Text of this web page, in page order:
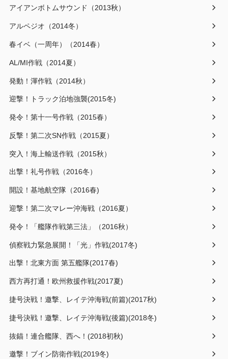
アイアンボトムサウンド（2013秋）
アルペジオ（2014冬）
春イベ（一周年）（2014春）
AL/MI作戦（2014夏）
発動！渾作戦（2014秋）
迎撃！トラック泊地強襲(2015冬)
発令！第十一号作戦（2015春）
反撃！第二次SN作戦（2015夏）
突入！海上輸送作戦（2015秋）
出撃！礼号作戦（2016冬）
開設！基地航空隊（2016春)
迎撃！第二次マレー沖海戦（2016夏）
発令！「艦隊作戦第三法」（2016秋）
偵察戦力緊急展開！「光」作戦(2017冬)
出撃！北東方面 第五艦隊(2017春)
西方再打通！欧州救援作戦(2017夏)
捷号決戦！邀撃、レイテ沖海戦(前篇)(2017秋)
捷号決戦！邀撃、レイテ沖海戦(後篇)(2018冬)
抜錨！連合艦隊、西へ！(2018初秋)
邀撃！ブイン防衛作戦(2019冬)